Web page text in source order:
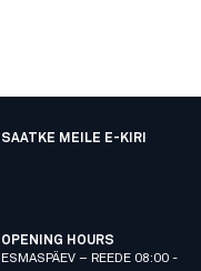
SAATKE MEILE E-KIRI
OPENING HOURS
ESMASPÄEV – REEDE 08:00 -